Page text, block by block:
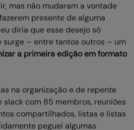
mas não mudaram a vontade
presente de alguma
diria que esse desejo só
surge – entre tantos outros – um
a primeira edição em formato
na organização e de repente
slack com 85 membros, reuniões
compartilhados, listas e listas
peguei algumas